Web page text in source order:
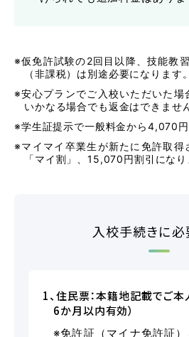
よくあるご質問
教習中の方
笹丘校の方
笹丘校バスコース
スクールバスについて
※仮免許試験の2回目以降、技能教
（非課税）は別途必要になります。
※安心プランでご入校いただいた場
いかなる場合でも返金はできませ
※学生証提示で一般料金から4,070円
※マイマイ卒業生が新たに免許取得
「マイ割」、15,070円割引になり
入校手続きに
1、住民票：本籍地記載でご本
6か月以内有効）
※免許証（マイナ免許証